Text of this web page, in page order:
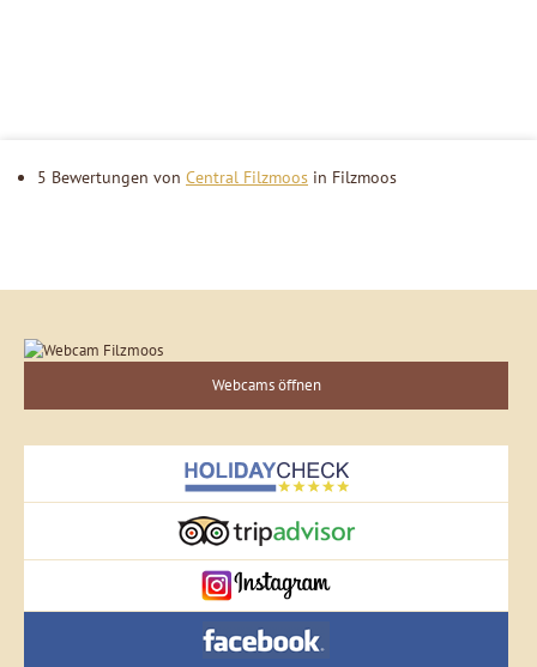
5 Bewertungen von Central Filzmoos in Filzmoos
Webcams öffnen